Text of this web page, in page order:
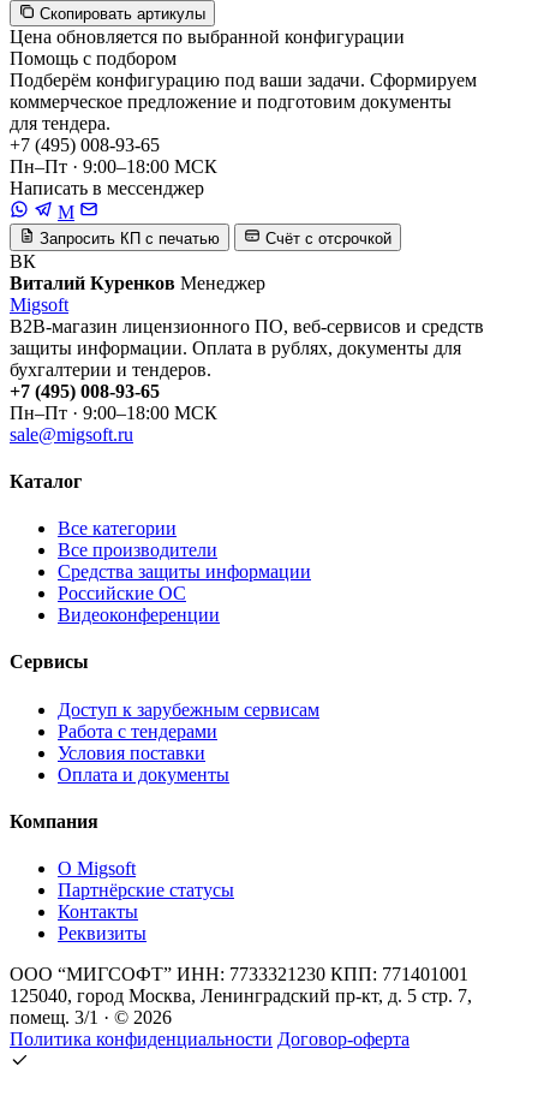
Скопировать артикулы
Цена обновляется по выбранной конфигурации
Помощь с подбором
Подберём конфигурацию под ваши задачи. Сформируем
коммерческое предложение и подготовим документы
для тендера.
+7 (495) 008-93-65
Пн–Пт · 9:00–18:00 МСК
Написать в мессенджер
M
Запросить КП с печатью Счёт с отсрочкой
ВК
Виталий Куренков Менеджер
Migsoft
B2B-магазин лицензионного ПО, веб-сервисов и средств
защиты информации. Оплата в рублях, документы для
бухгалтерии и тендеров.
+7 (495) 008-93-65
Пн–Пт · 9:00–18:00 МСК
sale@migsoft.ru
Каталог
Все категории
Все производители
Средства защиты информации
Российские ОС
Видеоконференции
Сервисы
Доступ к зарубежным сервисам
Работа с тендерами
Условия поставки
Оплата и документы
Компания
О Migsoft
Партнёрские статусы
Контакты
Реквизиты
ООО “МИГСОФТ” ИНН: 7733321230 КПП: 771401001
125040, город Москва, Ленинградский пр-кт, д. 5 стр. 7,
помещ. 3/1 · © 2026
Политика конфиденциальности Договор-оферта